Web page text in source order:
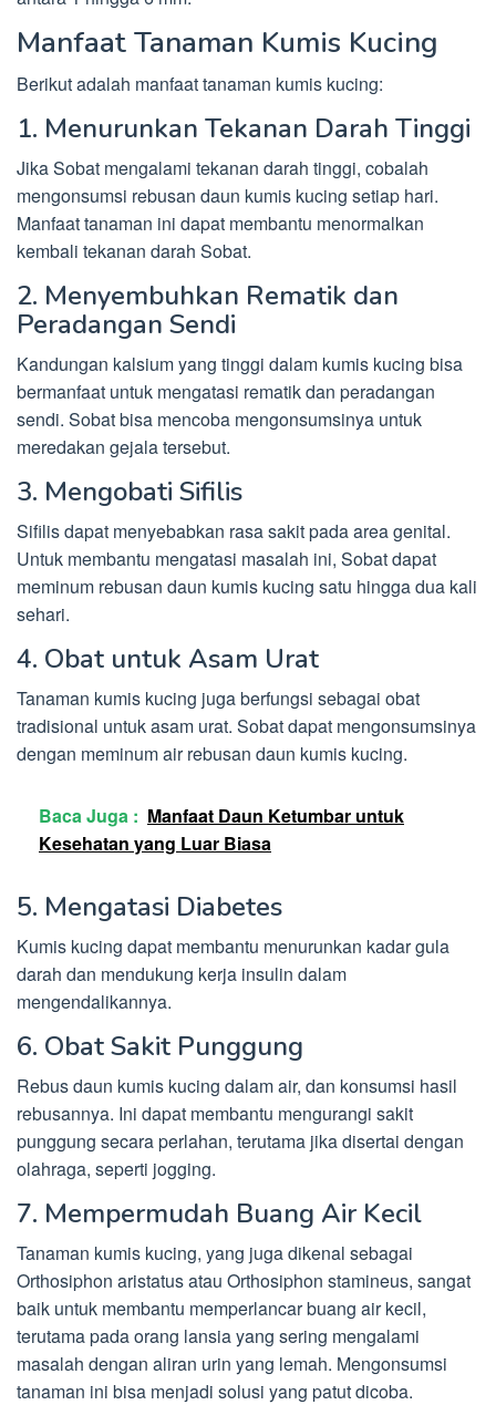
Manfaat Tanaman Kumis Kucing
Berikut adalah manfaat tanaman kumis kucing:
1. Menurunkan Tekanan Darah Tinggi
Jika Sobat mengalami tekanan darah tinggi, cobalah
mengonsumsi rebusan daun kumis kucing setiap hari.
Manfaat tanaman ini dapat membantu menormalkan
kembali tekanan darah Sobat.
2. Menyembuhkan Rematik dan
Peradangan Sendi
Kandungan kalsium yang tinggi dalam kumis kucing bisa
bermanfaat untuk mengatasi rematik dan peradangan
sendi. Sobat bisa mencoba mengonsumsinya untuk
meredakan gejala tersebut.
3. Mengobati Sifilis
Sifilis dapat menyebabkan rasa sakit pada area genital.
Untuk membantu mengatasi masalah ini, Sobat dapat
meminum rebusan daun kumis kucing satu hingga dua kali
sehari.
4. Obat untuk Asam Urat
Tanaman kumis kucing juga berfungsi sebagai obat
tradisional untuk asam urat. Sobat dapat mengonsumsinya
dengan meminum air rebusan daun kumis kucing.
Baca Juga : Manfaat Daun Ketumbar untuk
Kesehatan yang Luar Biasa
5. Mengatasi Diabetes
Kumis kucing dapat membantu menurunkan kadar gula
darah dan mendukung kerja insulin dalam
mengendalikannya.
6. Obat Sakit Punggung
Rebus daun kumis kucing dalam air, dan konsumsi hasil
rebusannya. Ini dapat membantu mengurangi sakit
punggung secara perlahan, terutama jika disertai dengan
olahraga, seperti jogging.
7. Mempermudah Buang Air Kecil
Tanaman kumis kucing, yang juga dikenal sebagai
Orthosiphon aristatus atau Orthosiphon stamineus, sangat
baik untuk membantu memperlancar buang air kecil,
terutama pada orang lansia yang sering mengalami
masalah dengan aliran urin yang lemah. Mengonsumsi
tanaman ini bisa menjadi solusi yang patut dicoba.